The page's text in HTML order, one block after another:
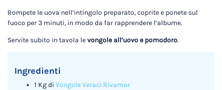
Rompete le uova nell’intingolo preparato, coprite e ponete sul
fuoco per 3 minuti, in modo da far rapprendere l’albume.
Servite subito in tavola levongole all’uovo e pomodoro.
Ingredienti
1 Kg di Vongole Veraci Rivamar